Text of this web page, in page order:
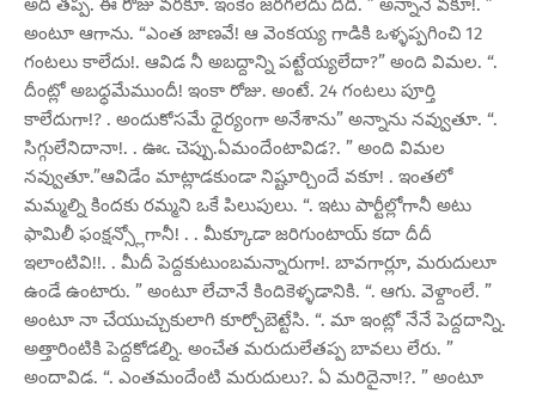
అది తప్ప. ఈ రోజు వరకూ. ఇంకేం జరగలేదు దీదీ. ” అన్నానే వకూ!. ”
అంటూ ఆగాను. “ఎంత జాణవే! ఆ వెంకయ్య గాడికి ఒళ్ళప్పగించి 12
గంటలు కాలేదు!. ఆవిడ నీ అబద్దాన్ని పట్టేయ్యలేదా?” అంది విమల. “.
దీంట్లో అబధ్ధమేముందీ! ఇంకా రోజు. అంటే. 24 గంటలు పూర్తి
కాలేదుగా!? . అందుకోసమే ధైర్యంగా అనేశాను” అన్నాను నవ్వుతూ. “.
సిగ్గులేనిదానా!. . ఊఁ. చెప్పు.ఏమందేంటావిడ?. ” అంది విమల
నవ్వుతూ.”ఆవిడేం మాట్లాడకుండా నిష్టూర్చిందే వకూ! . ఇంతలో
మమ్మల్ని కిందకు రమ్మని ఒకే పిలుపులు. “. ఇటు పార్టీల్లోగానీ అటు
ఫామిలీ ఫంక్షన్స్లోగానీ! . . మీక్కూడా జరిగుంటాయ్ కదా దీదీ
ఇలాంటివి!!. . మీదీ పెద్దకుటుంబమన్నారుగా!. బావగార్లూ, మరుదులూ
ఉండే ఉంటారు. ” అంటూ లేచానే కిందికెళ్ళడానికి. “. ఆగు. వెళ్దాంలే. ”
అంటూ నా చేయుచ్చుకులాగి కూర్చోబెట్టేసి. “. మా ఇంట్లో నేనే పెద్దదాన్ని.
అత్తారింటికి పెద్దకోడల్ని. అంచేత మరుదులేతప్ప బావలు లేరు. ”
అందావిడ. “. ఎంతమందేంటి మరుదులు?. ఏ మరిదైనా!?. ” అంటూ